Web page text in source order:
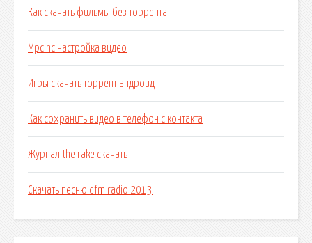
Как скачать фильмы без торрента
Mpc hc настройка видео
Игры скачать торрент андроид
Как сохранить видео в телефон с контакта
Журнал the rake скачать
Скачать песню dfm radio 2013